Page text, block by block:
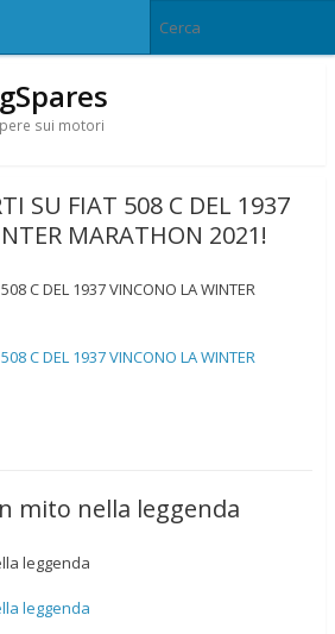
sui motori
SU FIAT 508 C DEL 1937
MARATHON 2021!
C DEL 1937 VINCONO LA WINTER
C DEL 1937 VINCONO LA WINTER
mito nella leggenda
leggenda
leggenda